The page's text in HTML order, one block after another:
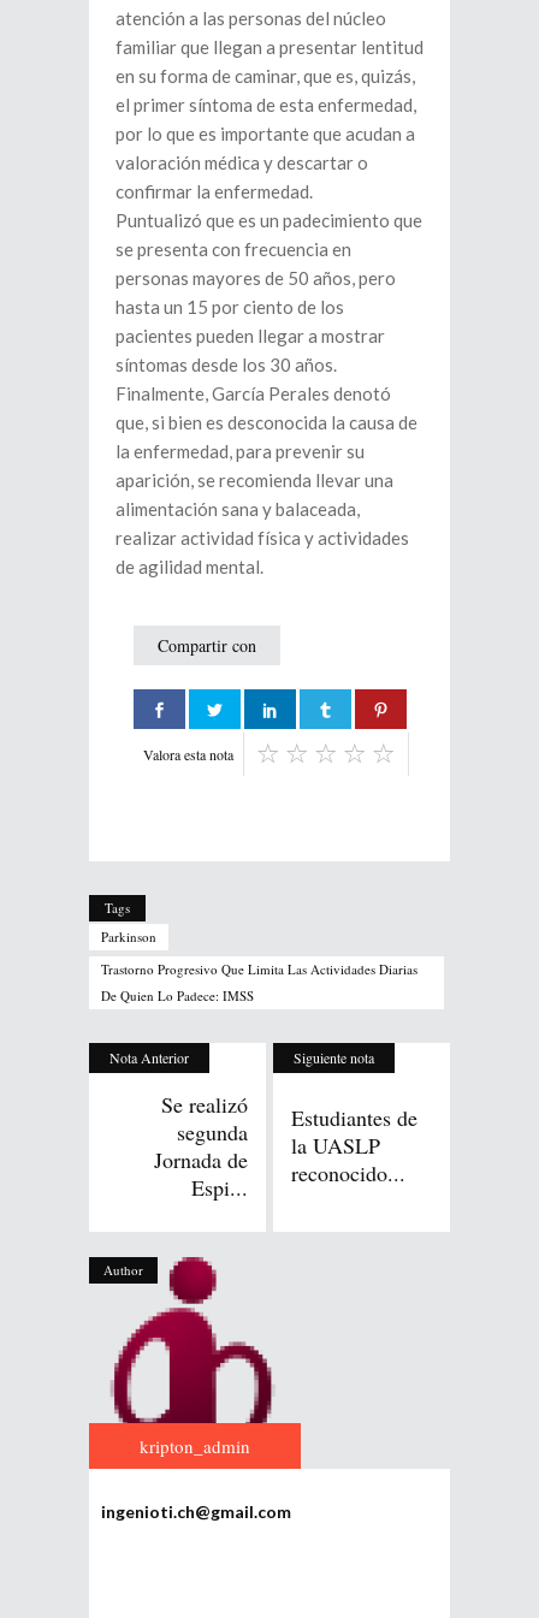
atención a las personas del núcleo
familiar que llegan a presentar lentitud
en su forma de caminar, que es, quizás,
el primer síntoma de esta enfermedad,
por lo que es importante que acudan a
valoración médica y descartar o
confirmar la enfermedad.
Puntualizó que es un padecimiento que
se presenta con frecuencia en
personas mayores de 50 años, pero
hasta un 15 por ciento de los
pacientes pueden llegar a mostrar
síntomas desde los 30 años.
Finalmente, García Perales denotó
que, si bien es desconocida la causa de
la enfermedad, para prevenir su
aparición, se recomienda llevar una
alimentación sana y balaceada,
realizar actividad física y actividades
de agilidad mental.
Compartir con
Valora esta nota
Tags
Parkinson
Trastorno Progresivo Que Limita Las Actividades Diarias
De Quien Lo Padece: IMSS
Nota Anterior
Se realizó
segunda
Jornada de
Espi...
Siguiente nota
Estudiantes de
la UASLP
reconocido...
Author
kripton_admin
ingenioti.ch@gmail.com